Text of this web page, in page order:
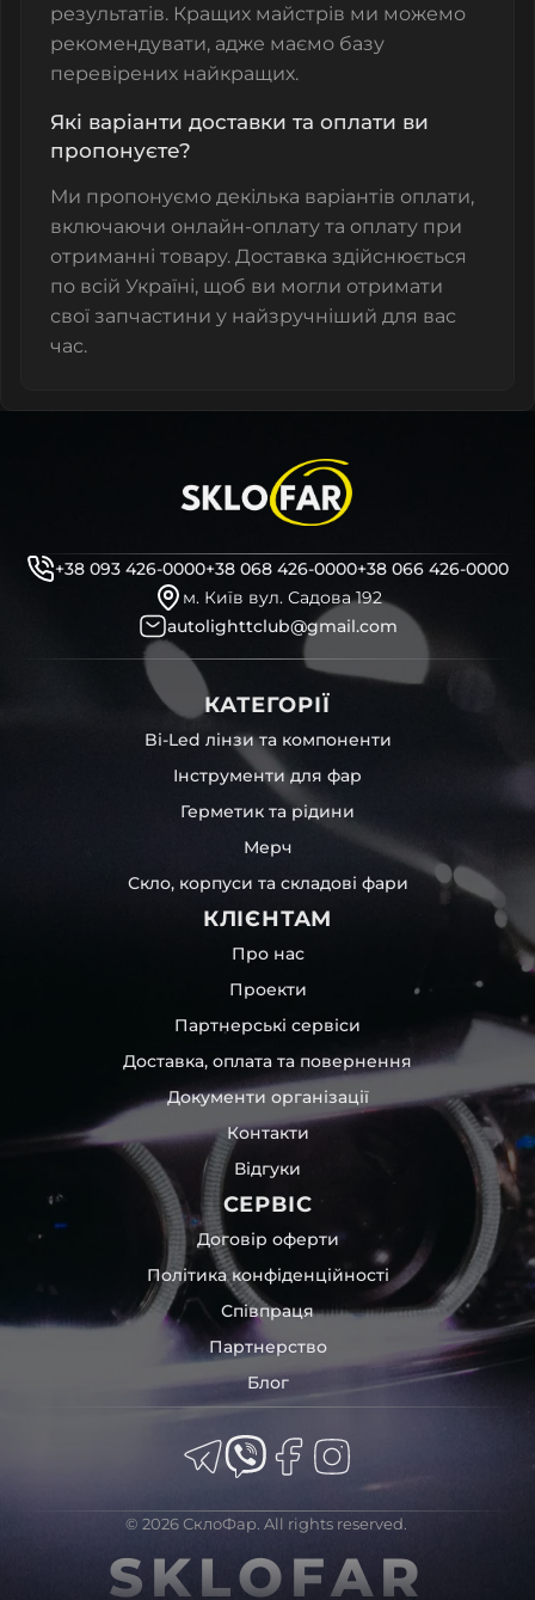
результатів. Кращих майстрів ми можемо
рекомендувати, адже маємо базу
перевірених найкращих.
Які варіанти доставки та оплати ви
пропонуєте?
Ми пропонуємо декілька варіантів оплати,
включаючи онлайн-оплату та оплату при
отриманні товару. Доставка здійснюється
по всій Україні, щоб ви могли отримати
свої запчастини у найзручніший для вас
час.
+38 093 426-0000+38 068 426-0000+38 066 426-0000
м. Київ вул. Садова 192
autolighttclub@gmail.com
КАТЕГОРІЇ
Bi-Led лінзи та компоненти
Інструменти для фар
Герметик та рідини
Мерч
Скло, корпуси та складові фари
КЛІЄНТАМ
Про нас
Проекти
Партнерські сервіси
Доставка, оплата та повернення
Документи організації
Контакти
Відгуки
СЕРВІС
Договір оферти
Політика конфіденційності
Співпраця
Партнерство
Блог
© 2026 СклоФар. All rights reserved.
SKLOFAR